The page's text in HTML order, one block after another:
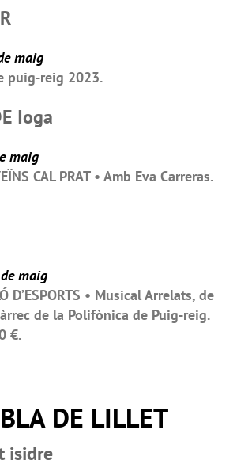
maig
puig-reig 2023.
Ioga
maig
CAL PRAT • Amb Eva Carreras.
maig
D’ESPORTS • Musical Arrelats, de
de la Polifònica de Puig-reig.
€.
DE LILLET
isidre